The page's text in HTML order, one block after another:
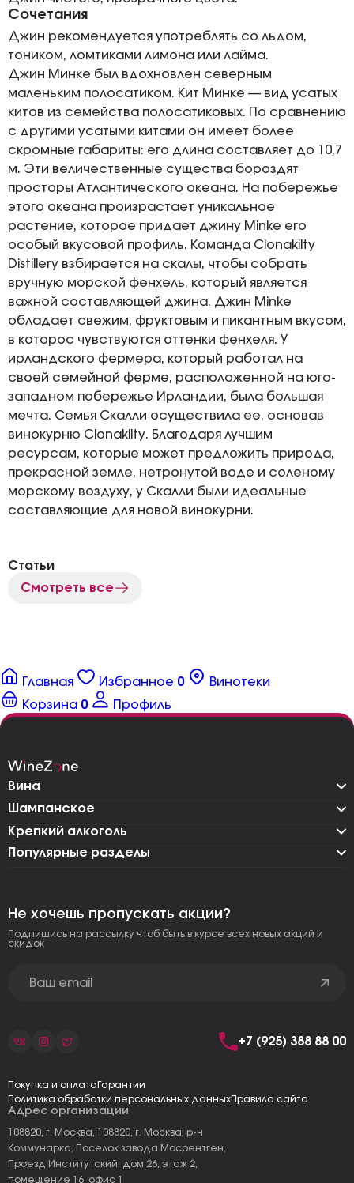
Сочетания
Джин рекомендуется употреблять со льдом,
тоником, ломтиками лимона или лайма.
Джин Минке был вдохновлен северным
маленьким полосатиком. Кит Минке — вид усатых
китов из семейства полосатиковых. По сравнению
с другими усатыми китами он имеет более
скромные габариты: его длина составляет до 10,7
м. Эти величественные существа бороздят
просторы Атлантического океана. На побережье
этого океана произрастает уникальное
растение, которое придает джину Minke его
особый вкусовой профиль. Команда Clonakilty
Distillery взбирается на скалы, чтобы собрать
вручную морской фенхель, который является
важной составляющей джина. Джин Minke
обладает свежим, фруктовым и пикантным вкусом,
в которос чувствуются оттенки фенхеля. У
ирландского фермера, который работал на
своей семейной ферме, расположенной на юго-
западном побережье Ирландии, была большая
мечта. Семья Скалли осуществила ее, основав
винокурню Clonakilty. Благодаря лучшим
ресурсам, которые может предложить природа,
прекрасной земле, нетронутой воде и соленому
морскому воздуху, у Скалли были идеальные
составляющие для новой винокурни.
Статьи
Смотреть все
Главная Избранное 0
Винотеки
Корзина 0 Профиль
Вина
Шампанское
Крепкий алкоголь
Популярные разделы
Адрес организации
108820, г. Москва, 108820, г. Москва, р-н
Коммунарка, Поселок завода Мосрентген,
Проезд Институтский, дом 26, этаж 2,
помещение 16, офис 1
Не хочешь пропускать акции?
Подпишись на рассылку чтоб быть в курсе всех новых акций и
скидок
+7 (925) 388 88 00
Покупка и оплата Гарантии
Политика обработки персональных данныхПравила сайта